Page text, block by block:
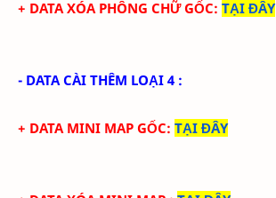
+ DATA XÓA PHÔNG CHỮ GỐC: TẠI ĐÂY
- DATA CÀI THÊM LOẠI 4 :
+ DATA MINI MAP GỐC: TẠI ĐÂY